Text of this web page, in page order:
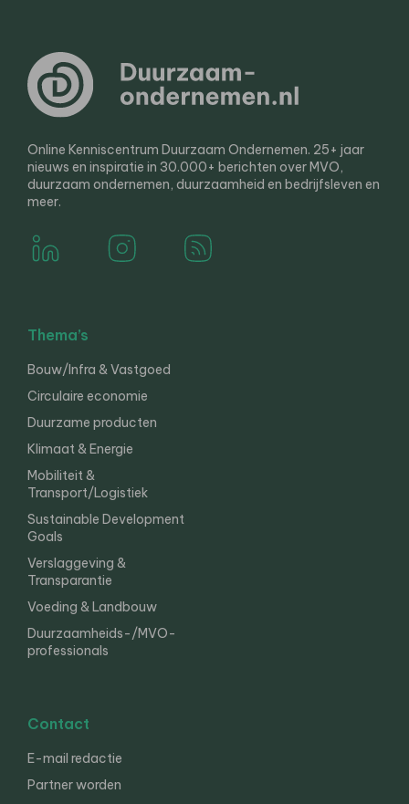
Online Kenniscentrum Duurzaam Ondernemen. 25+ jaar
nieuws en inspiratie in 30.000+ berichten over MVO,
duurzaam ondernemen, duurzaamheid en bedrijfsleven en
meer.
Thema’s
Bouw/Infra & Vastgoed
Circulaire economie
Duurzame producten
Klimaat & Energie
Mobiliteit &
Transport/Logistiek
Sustainable Development
Goals
Verslaggeving &
Transparantie
Voeding & Landbouw
Duurzaamheids-/MVO-
professionals
Contact
E-mail redactie
Partner worden